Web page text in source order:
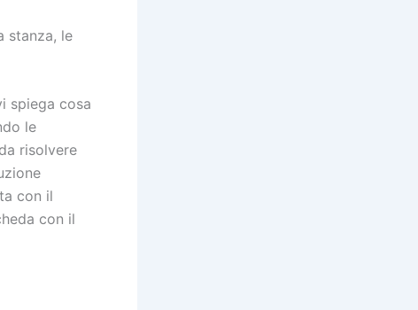
stanza, le
spiega cosa
le
risolvere
con il
con il